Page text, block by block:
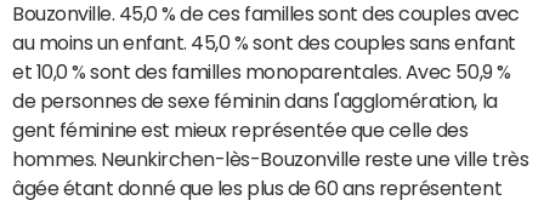
Bouzonville. 45,0 % de ces familles sont des couples avec
au moins un enfant. 45,0 % sont des couples sans enfant
et 10,0 % sont des familles monoparentales. Avec 50,9 %
de personnes de sexe féminin dans l'agglomération, la
gent féminine est mieux représentée que celle des
hommes. Neunkirchen-lès-Bouzonville reste une ville très
âgée étant donné que les plus de 60 ans représentent